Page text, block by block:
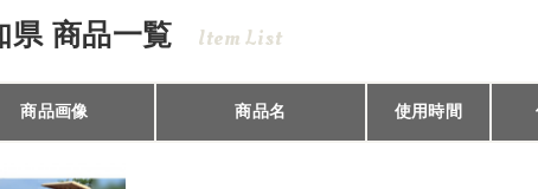
県 商品一覧 Item List
商品画像 商品名 使用時間